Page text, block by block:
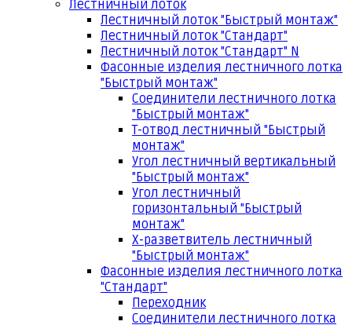
Лестничный лоток
Лестничный лоток "Быстрый монтаж"
Лестничный лоток "Стандарт"
Лестничный лоток "Стандарт" N
Фасонные изделия лестничного лотка
"Быстрый монтаж"
Соединители лестничного лотка
"Быстрый монтаж"
Т-отвод лестничный "Быстрый
монтаж"
Угол лестничный вертикальный
"Быстрый монтаж"
Угол лестничный
горизонтальный "Быстрый
монтаж"
Х-разветвитель лестничный
"Быстрый монтаж"
Фасонные изделия лестничного лотка
"Стандарт"
Переходник
Соединители лестничного лотка